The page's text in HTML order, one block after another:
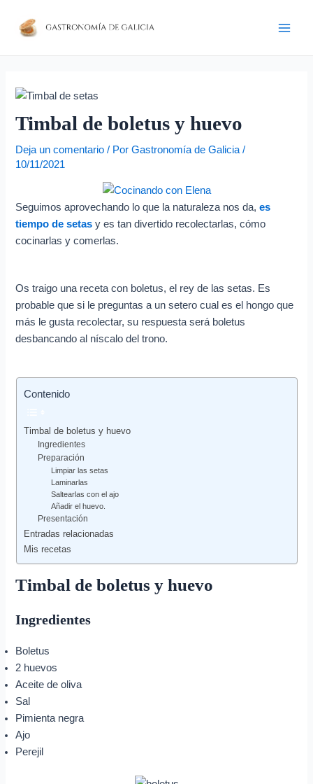
Timbal de boletus y huevo
Deja un comentario / PorGastronomía de Galicia/
10/11/2021
Seguimos aprovechando lo que la naturaleza nos da,es
tiempo de setas y es tan divertido recolectarlas, cómo
cocinarlas y comerlas.
Os traigo una receta con boletus, el rey de las setas. Es
probable que si le preguntas a un setero cual es el hongo que
más le gusta recolectar, su respuesta será boletus
desbancando al níscalo del trono.
Contenido
Timbal de boletus y huevo
Ingredientes
Preparación
Limpiar las setas
Laminarlas
Saltearlas con el ajo
Añadir el huevo.
Presentación
Entradas relacionadas
Mis recetas
Timbal de boletus y huevo
Ingredientes
Boletus
2 huevos
Aceite de oliva
Sal
Pimienta negra
Ajo
Perejil
de
c
ó
n
e
r
e
o